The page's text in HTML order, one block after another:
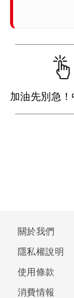
關於我們
隱私權說明
使用條款
消費情報